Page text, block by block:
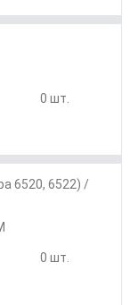
0 шт.
6520, 6522) /
0 шт.